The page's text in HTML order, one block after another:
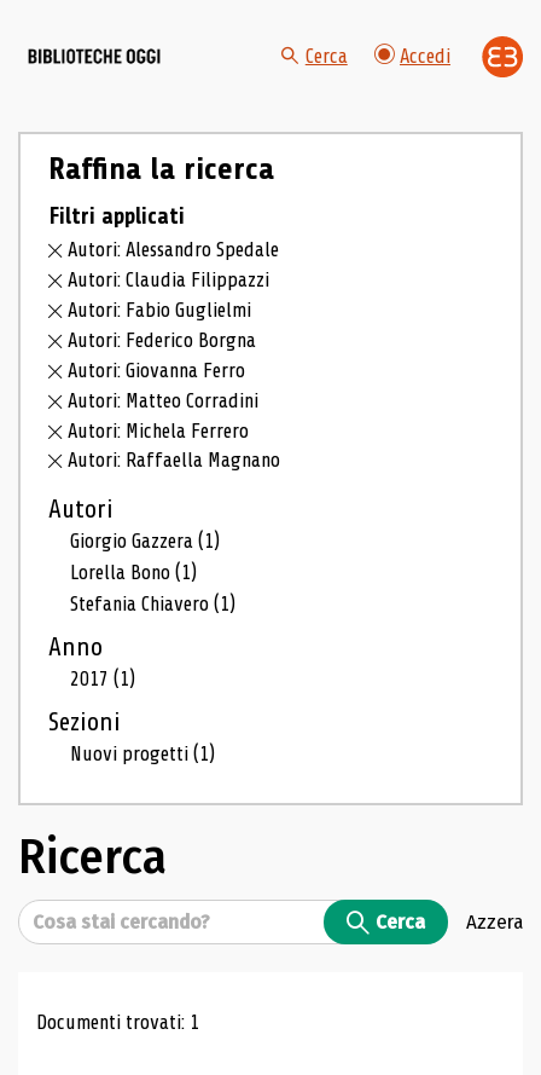
Cerca Accedi
Raffina la ricerca
Filtri applicati
Autori: Alessandro Spedale
Autori: Claudia Filippazzi
Autori: Fabio Guglielmi
Autori: Federico Borgna
Autori: Giovanna Ferro
Autori: Matteo Corradini
Autori: Michela Ferrero
Autori: Raffaella Magnano
Autori
Giorgio Gazzera(1)
Lorella Bono(1)
Stefania Chiavero(1)
Anno
2017(1)
Sezioni
Nuovi progetti(1)
Ricerca
Cerca Cerca Azzera
Risultati di ricerca
Documenti trovati: 1